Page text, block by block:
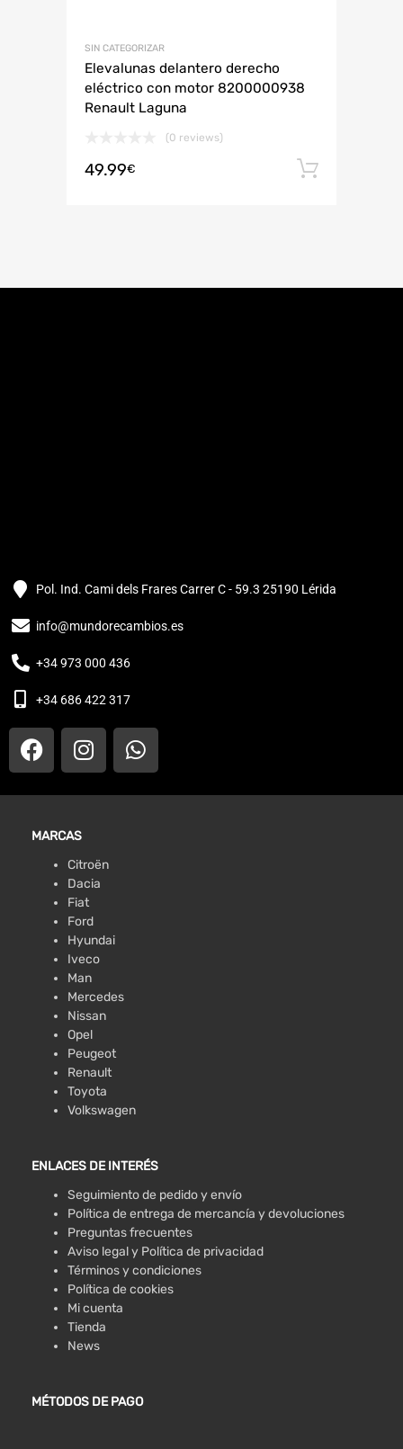
SIN CATEGORIZAR
Elevalunas delantero derecho
eléctrico con motor 8200000938
Renault Laguna
(0 reviews)
49.99€
Pol. Ind. Cami dels Frares Carrer C - 59.3 25190 Lérida
info@mundorecambios.es
+34 973 000 436
+34 686 422 317
MARCAS
Citroën
Dacia
Fiat
Ford
Hyundai
Iveco
Man
Mercedes
Nissan
Opel
Peugeot
Renault
Toyota
Volkswagen
ENLACES DE INTERÉS
Seguimiento de pedido y envío
Política de entrega de mercancía y devoluciones
Preguntas frecuentes
Aviso legal y Política de privacidad
Términos y condiciones
Política de cookies
Mi cuenta
Tienda
News
MÉTODOS DE PAGO